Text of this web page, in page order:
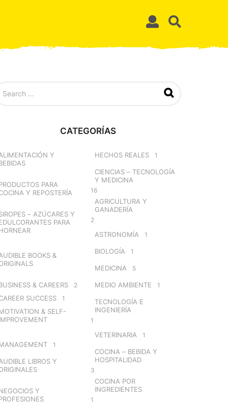
CATEGORÍAS
Y
PARA
Y REPOSTERÍA
– AZÚCARES Y
PARA
BOOKS &
& CAREERS 2
SUCCESS 1
& SELF-
1
LIBROS Y
Y
HECHOS REALES 1
CIENCIAS – TECNOLOGÍA
Y MEDICINA
16
AGRICULTURA Y
GANADERÍA
2
ASTRONOMÍA 1
BIOLOGÍA 1
MEDICINA 5
MEDIO AMBIENTE 1
TECNOLOGÍA E
INGENIERÍA
1
VETERINARIA 1
COCINA – BEBIDA Y
HOSPITALIDAD
3
COCINA POR
INGREDIENTES
1